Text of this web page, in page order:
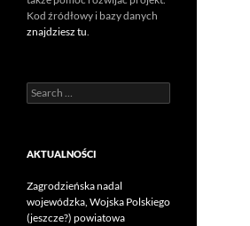
Kod źródłowy i bazy danych
znajdziesz tu.
Search
for:
AKTUALNOŚCI
Zagrodzieńska nadal
wojewódzka, Wojska Polskiego
(jeszcze?) powiatowa